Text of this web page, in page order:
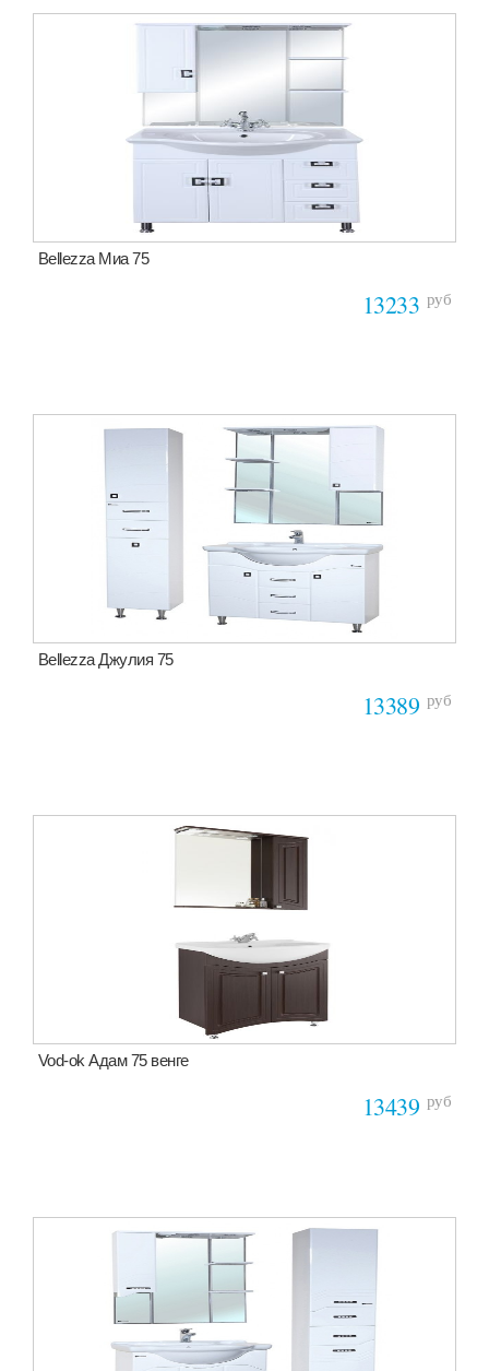
Bellezza Миа 75
13233 руб
Bellezza Джулия 75
13389 руб
Vod-ok Адам 75 венге
13439 руб